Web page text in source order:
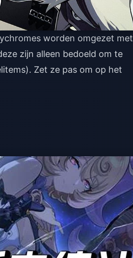
worden omgezet met
zijn alleen bedoeld om te
Zet ze pas om op het